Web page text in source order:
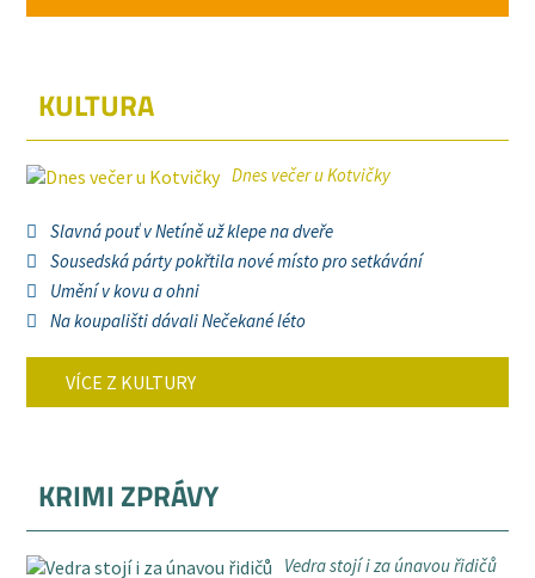
KULTURA
Dnes večer u Kotvičky
Slavná pouť v Netíně už klepe na dveře
Sousedská párty pokřtila nové místo pro setkávání
Umění v kovu a ohni
Na koupališti dávali Nečekané léto
VÍCE Z KULTURY
KRIMI ZPRÁVY
Vedra stojí i za únavou řidičů